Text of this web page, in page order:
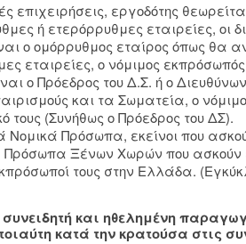
επιχειρήσεις, εργοδότης
ή ετερόρρυθμες εταιρείες,
ο ομόρρυθμος εταίρος όπως θα
εταιρείες, ο νόμιμος
ο Πρόεδρος του Δ.Σ. ή ο
και τα Σωματεία, ο
τους (Συνήθως ο Πρόεδρος του ΔΣ).
Νομικά Πρόσωπα, εκείνοι που
Ξένων Χωρών που ασκούν
τους στην Ελλάδα.
συνειδητή και ηθελημένη
κατά την κρατούσα στις